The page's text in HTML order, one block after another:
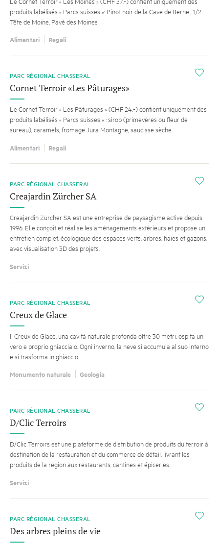
produits labélisés « Parcs suisses »: Pinot noir de la Cave de Berne , 1/2
Tête de Moine, Pavé des Moines
Alimentari Regali
i
CONSIGLIO
PARC RÉGIONAL CHASSERAL
Cornet Terroir «Les Pâturages»
Le Cornet Terroir « Les Pâturages » (CHF 24.-) contient uniquement des
produits labélisés « Parcs suisses » : sirop (primevères ou fleur de
sureau), caramels, fromage Jura Montagne, saucisse sèche
Alimentari Regali
i
PARC RÉGIONAL CHASSERAL
Creajardin Zürcher SA
Creajardin Zürcher SA est une entreprise de paysagisme active depuis
1996. Elle conçoit et réalise les aménagements extérieurs et propose un
entretien complet, écologique des espaces verts, arbres, haies et gazons,
avec visualisation 3D des projets.
Servizi
i
PARC RÉGIONAL CHASSERAL
Creux de Glace
Il Creux de Glace, una cavità naturale profonda oltre 30 metri, ospita un
vero e proprio ghiacciaio. Ogni inverno, la neve si accumula al suo interno
e si trasforma in ghiaccio.
Monumento naturale Geologia
i
PARC RÉGIONAL CHASSERAL
D/Clic Terroirs
D/Clic Terroirs est une plateforme de distribution de produits du terroir à
destination de la restauration et du commerce de détail, livrant les
produits de la région aux restaurants, cantines et épiceries.
Servizi
i
PARC RÉGIONAL CHASSERAL
Des arbres pleins de vie